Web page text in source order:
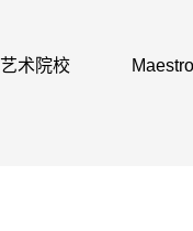
艺术院校